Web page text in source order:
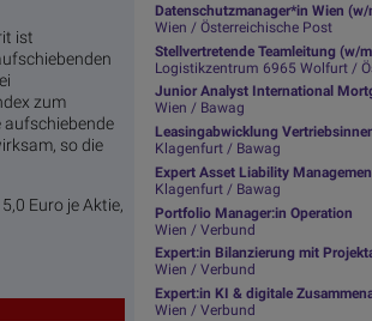
ist
zum
aufschiebende
so die
Euro je Aktie,
Datenschutzmanager*in Wien
Wien / Österreichische Post
Stellvertretende Teamleitung (w/
Logistikzentrum 6965 Wolfurt /
Junior Analyst International
Wien / Bawag
Leasingabwicklung
Klagenfurt / Bawag
Expert Asset Liability
Klagenfurt / Bawag
Portfolio Manager:in Operation
Wien / Verbund
Expert:in Bilanzierung mit
Wien / Verbund
Expert:in KI & digitale
Wien / Verbund